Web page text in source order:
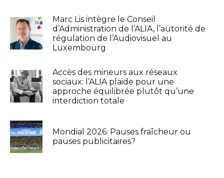
Marc Lis intègre le Conseil
d’Administration de l’ALIA, l’autorité de
régulation de l’Audiovisuel au
Luxembourg
Accès des mineurs aux réseaux
sociaux: l’ALIA plaide pour une
approche équilibrée plutôt qu’une
interdiction totale
Mondial 2026: Pauses fraîcheur ou
pauses publicitaires?